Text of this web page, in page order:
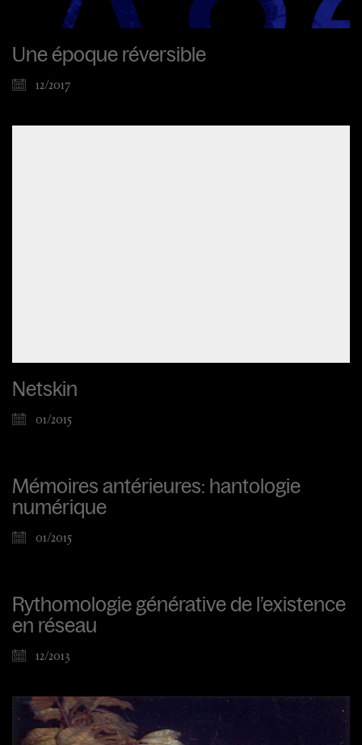
Une époque réversible
12/2017
Netskin
01/2015
Mémoires antérieures: hantologie
numérique
01/2015
Rythomologie générative de l’existence
en réseau
12/2013